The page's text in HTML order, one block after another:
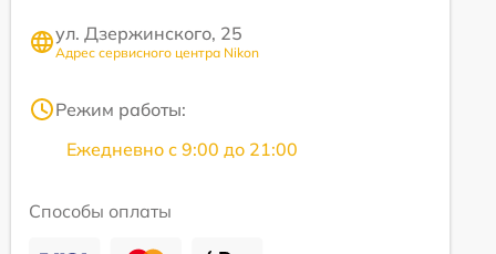
ул. Дзержинского, 25
Адрес сервисного центра Nikon
Режим работы:
Ежедневно с 9:00 до 21:00
Способы оплаты